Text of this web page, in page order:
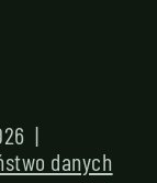
|
danych